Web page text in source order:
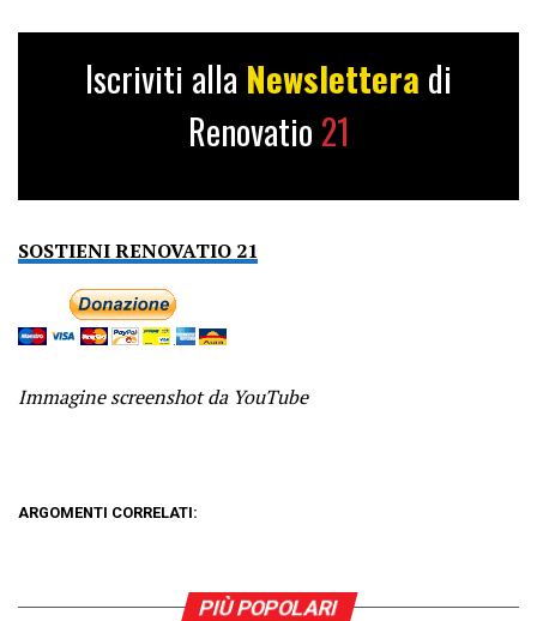
Iscriviti alla Newslettera di
Renovatio 21
SOSTIENI RENOVATIO 21
Immagine screenshot da YouTube
ARGOMENTI CORRELATI:
PIÙ POPOLARI